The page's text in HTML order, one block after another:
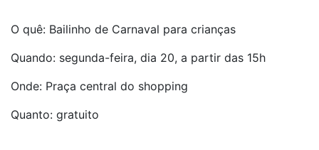
O quê: Bailinho de Carnaval para crianças
Quando: segunda-feira, dia 20, a partir das 15h
Onde: Praça central do shopping
Quanto: gratuito